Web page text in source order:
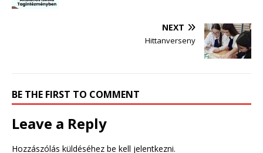
NEXT
Hittanverseny
BE THE FIRST TO COMMENT
Leave a Reply
Hozzászólás küldéséhez be kell jelentkezni.